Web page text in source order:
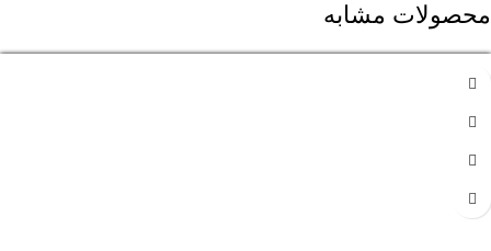
محصولات مشابه